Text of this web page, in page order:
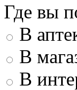
Где вы
В
В
В